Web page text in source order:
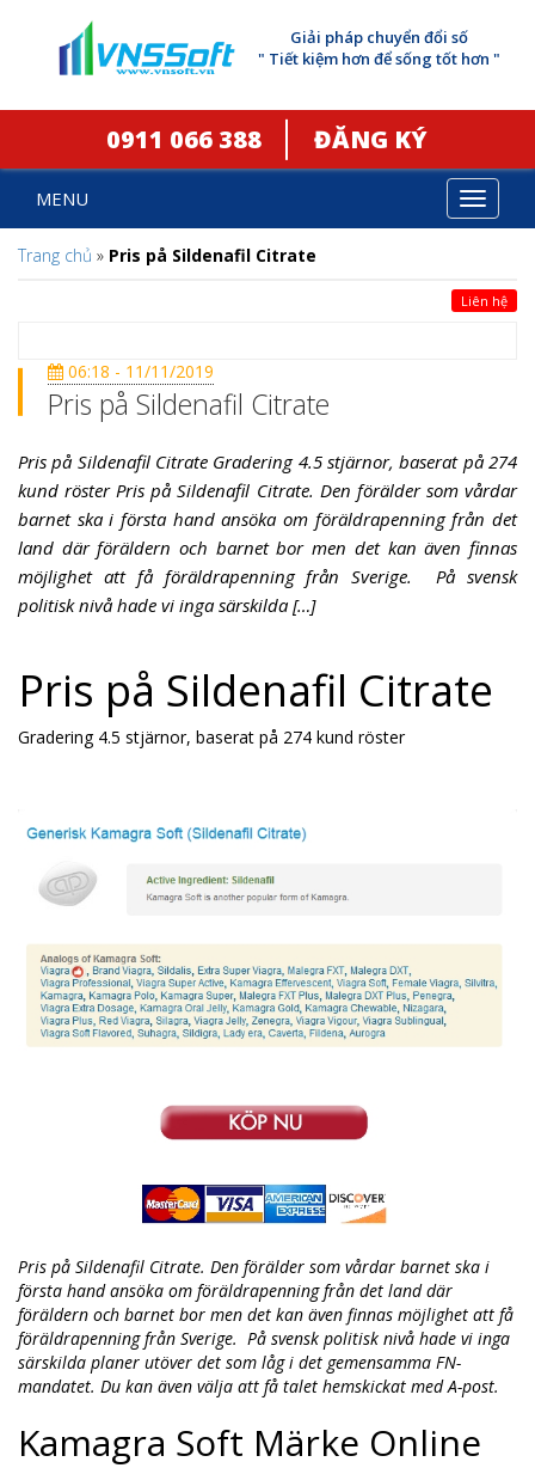
Giải pháp chuyển đổi số
" Tiết kiệm hơn để sống tốt hơn "
0911 066 388 ĐĂNG KÝ
Toggle
MENU
Trang chủ » Pris på Sildenafil Citrate
Liên hệ
06:18 - 11/11/2019
Pris på Sildenafil Citrate
Pris på Sildenafil Citrate Gradering 4.5 stjärnor, baserat på 274
kund röster Pris på Sildenafil Citrate. Den förälder som vårdar
barnet ska i första hand ansöka om föräldrapenning från det
land där föräldern och barnet bor men det kan även finnas
möjlighet att få föräldrapenning från Sverige. På svensk
politisk nivå hade vi inga särskilda […]
Pris på Sildenafil Citrate
Gradering 4.5 stjärnor, baserat på 274 kund röster
Pris på Sildenafil Citrate. Den förälder som vårdar barnet ska i
första hand ansöka om föräldrapenning från det land där
föräldern och barnet bor men det kan även finnas möjlighet att få
föräldrapenning från Sverige. På svensk politisk nivå hade vi inga
särskilda planer utöver det som låg i det gemensamma FN-
mandatet. Du kan även välja att få talet hemskickat med A-post.
Kamagra Soft Märke Online